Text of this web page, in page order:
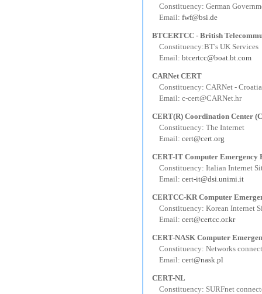
Constituency: German
Email: fwf@bsi.de
BTCERTCC - British
Constituency:BT's UK Services
Email: btcertcc@boat.bt.com
CARNet CERT
Constituency: CARNet -
Email: c-cert@CARNet.hr
CERT(R) Coordination Center
Constituency: The Internet
Email: cert@cert.org
CERT-IT Computer Emergency
Constituency: Italian Internet
Email: cert-it@dsi.unimi.it
CERTCC-KR Computer
Constituency: Korean Internet
Email: cert@certcc.or.kr
CERT-NASK Computer
Constituency: Networks
Email: cert@nask.pl
CERT-NL
Constituency: SURFnet